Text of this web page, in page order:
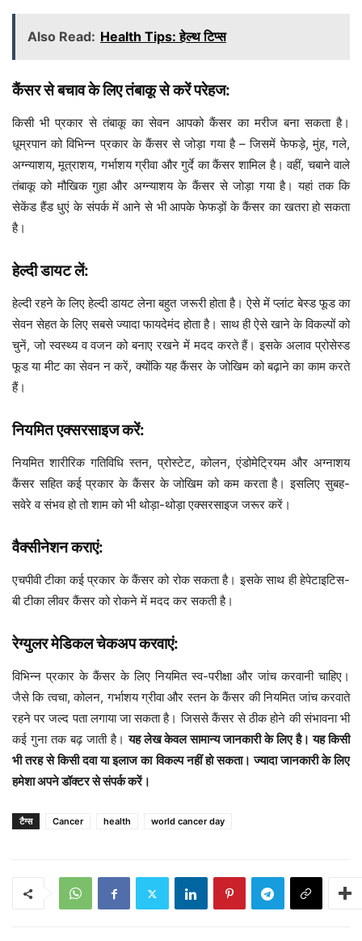
Also Read: Health Tips: हेल्थ टिप्स
कैंसर से बचाव के लिए तंबाकू से करें परेहज:
किसी भी प्रकार से तंबाकू का सेवन आपको कैंसर का मरीज बना सकता है।
धूम्रपान को विभिन्न प्रकार के कैंसर से जोड़ा गया है – जिसमें फेफड़े, मुंह, गले,
अग्न्याशय, मूत्राशय, गर्भाशय ग्रीवा और गुर्दे का कैंसर शामिल है। वहीं, चबाने वाले
तंबाकू को मौखिक गुहा और अग्न्याशय के कैंसर से जोड़ा गया है। यहां तक कि
सेकेंड हैंड धुएं के संपर्क में आने से भी आपके फेफड़ों के कैंसर का खतरा हो सकता
है।
हेल्दी डायट लें:
हेल्दी रहने के लिए हेल्दी डायट लेना बहुत जरूरी होता है। ऐसे में प्लांट बेस्ड फूड का
सेवन सेहत के लिए सबसे ज्यादा फायदेमंद होता है। साथ ही ऐसे खाने के विकल्पों को
चुनें, जो स्वस्थ्य व वजन को बनाए रखने में मदद करते हैं। इसके अलाव प्रोसेस्ड
फूड या मीट का सेवन न करें, क्योंकि यह कैंसर के जोखिम को बढ़ाने का काम करते
हैं।
नियमित एक्सरसाइज करें:
नियमित शारीरिक गतिविधि स्तन, प्रोस्टेट, कोलन, एंडोमेट्रियम और अग्नाशय
कैंसर सहित कई प्रकार के कैंसर के जोखिम को कम करता है। इसलिए सुबह-
सवेरे व संभव हो तो शाम को भी थोड़ा-थोड़ा एक्सरसाइज जरूर करें।
वैक्सीनेशन कराएं:
एचपीवी टीका कई प्रकार के कैंसर को रोक सकता है। इसके साथ ही हेपेटाइटिस-
बी टीका लीवर कैंसर को रोकने में मदद कर सकती है।
रेग्युलर मेडिकल चेकअप करवाएं:
विभिन्न प्रकार के कैंसर के लिए नियमित स्व-परीक्षा और जांच करवानी चाहिए।
जैसे कि त्वचा, कोलन, गर्भाशय ग्रीवा और स्तन के कैंसर की नियमित जांच करवाते
रहने पर जल्द पता लगाया जा सकता है। जिससे कैंसर से ठीक होने की संभावना भी
कई गुना तक बढ़ जाती है।यह लेख केवल सामान्य जानकारी के लिए है। यह किसी
भी तरह से किसी दवा या इलाज का विकल्प नहीं हो सकता। ज्यादा जानकारी के लिए
हमेशा अपने डॉक्टर से संपर्क करें।
टैग्स Cancer health world cancer day